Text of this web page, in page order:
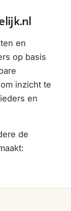
en
op basis
inzicht te
en
de